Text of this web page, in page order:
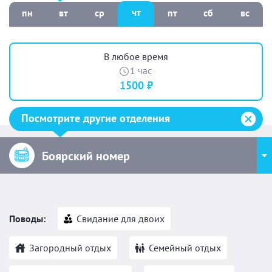
пн вт ср чт пт сб вс
В любое время
1 час
1500 ₽
Посмотрите другие отделения
Боярский номер
Поводы: Свидание для двоих
Загородный отдых Семейный отдых